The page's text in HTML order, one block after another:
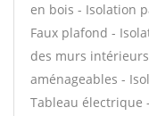
en bois - Isolation
Faux plafond -
des murs
aménageables -
Tableau électrique